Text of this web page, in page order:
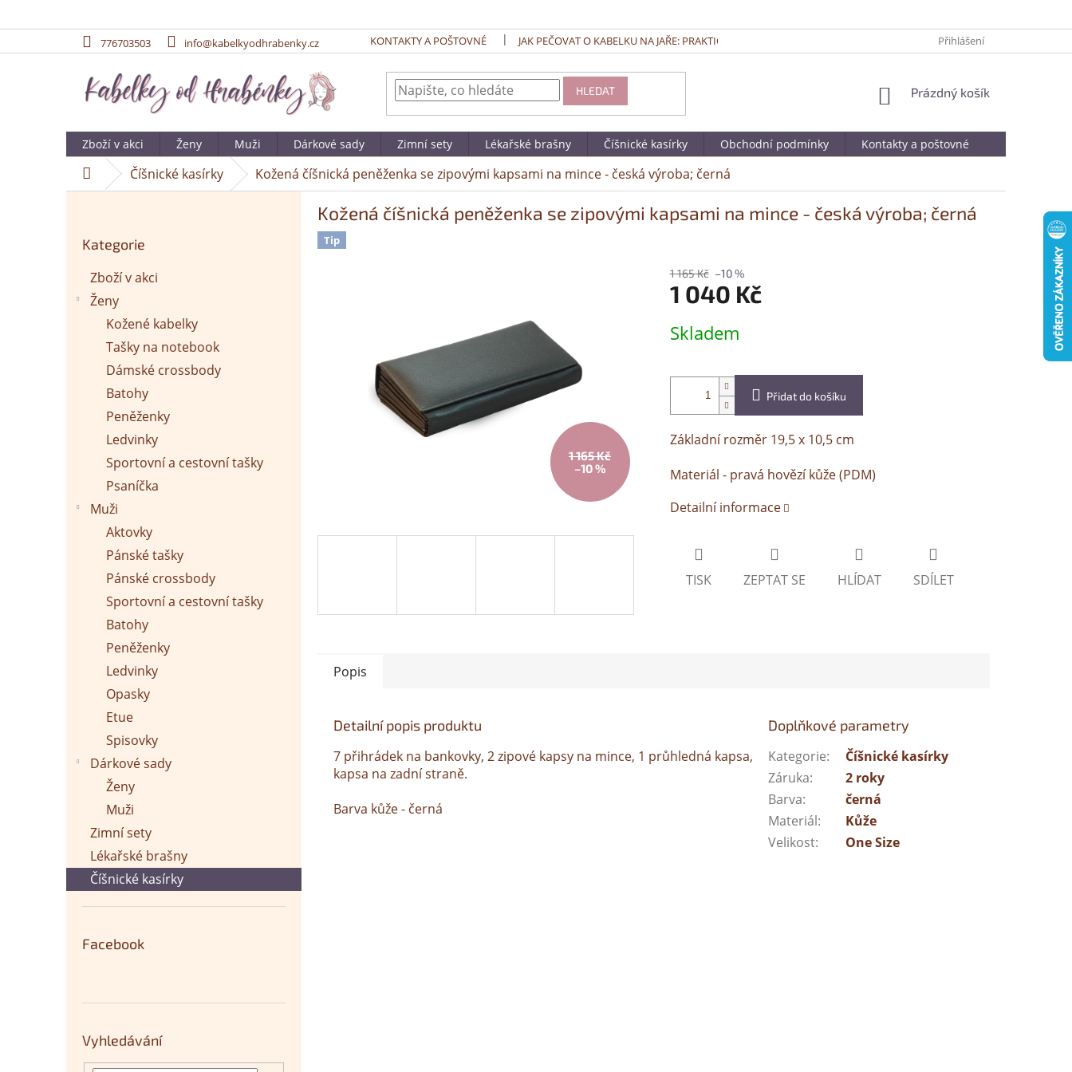
776703503 info@kabelkyodhrabenky.cz KONTAKTY A POŠTOVNÉ JAK PEČOVAT O KABELKU NA JAŘE: PRAKTICKÉ TIPY PRO DELŠÍ ŽIVOTNOST VAŠÍ OBLÍBENÉ KABELKY
Přihlášení
HLEDAT
NÁKUPNÍ
Prázdný košík
Zboží v akci Ženy Muži Dárkové sady Zimní sety Lékařské brašny Číšnické kasírky Obchodní podmínky Kontakty a poštovné
DomůČíšnické kasírky Kožená číšnická peněženka se zipovými kapsami na mince - česká výroba; černá
kategorie
Kategorie
Zboží v akci
Ženy
Kožené kabelky
Tašky na notebook
Dámské crossbody
Batohy
Peněženky
Ledvinky
Sportovní a cestovní tašky
Psaníčka
Muži
Aktovky
Pánské tašky
Pánské crossbody
Sportovní a cestovní tašky
Batohy
Peněženky
Ledvinky
Opasky
Etue
Spisovky
Dárkové sady
Ženy
Muži
Zimní sety
Lékařské brašny
Číšnické kasírky
Facebook
Vyhledávání
Kožená číšnická peněženka se zipovými kapsami na mince - česká výroba; černá
Tip
1 165 Kč
–10 %
1 165 Kč –10 %
1 040 Kč
cena:
Skladem
Přidat do košíku
Základní rozměr 19,5 x 10,5 cm
Materiál - pravá hovězí kůže (PDM)
Detailní informace
TISK ZEPTAT SE HLÍDAT SDÍLET
Popis
Detailní popis produktu
7 přihrádek na bankovky, 2 zipové kapsy na mince, 1 průhledná kapsa,
kapsa na zadní straně.
Barva kůže - černá
Doplňkové parametry
Kategorie:
Číšnické kasírky
Záruka:
2 roky
Barva:
černá
Materiál:
Kůže
Velikost: One Size